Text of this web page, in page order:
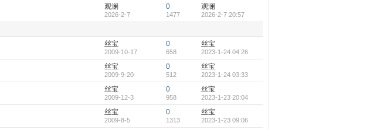
观澜
2026-2-7
0
1477
观澜
2026-2-7 20:57
丝宝
2009-10-17
0
658
丝宝
2023-1-24 04:26
丝宝
2009-9-20
0
512
丝宝
2023-1-24 03:33
丝宝
2009-12-3
0
958
丝宝
2023-1-23 20:04
丝宝
2009-8-5
0
1313
丝宝
2023-1-23 09:06